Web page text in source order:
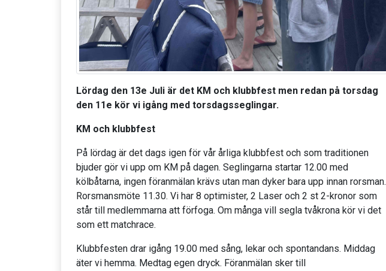
Lördag den 13e Juli är det KM och klubbfest men redan på torsdag
den 11e kör vi igång med torsdagsseglingar.
KM och klubbfest
På lördag är det dags igen för vår årliga klubbfest och som traditionen
bjuder gör vi upp om KM på dagen. Seglingarna startar 12.00 med
kölbåtarna, ingen föranmälan krävs utan man dyker bara upp innan rorsman.
Rorsmansmöte 11.30. Vi har 8 optimister, 2 Laser och 2 st 2-kronor som
står till medlemmarna att förfoga. Om många vill segla tvåkrona kör vi det
som ett matchrace.
Klubbfesten drar igång 19.00 med sång, lekar och spontandans. Middag
äter vi hemma. Medtag egen dryck. Föranmälan sker till